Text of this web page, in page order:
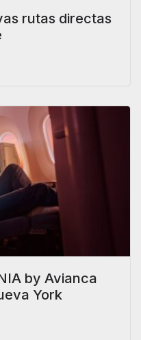
rutas directas
by Avianca
York